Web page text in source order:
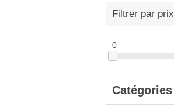
Filtrer par prix
0
Catégories